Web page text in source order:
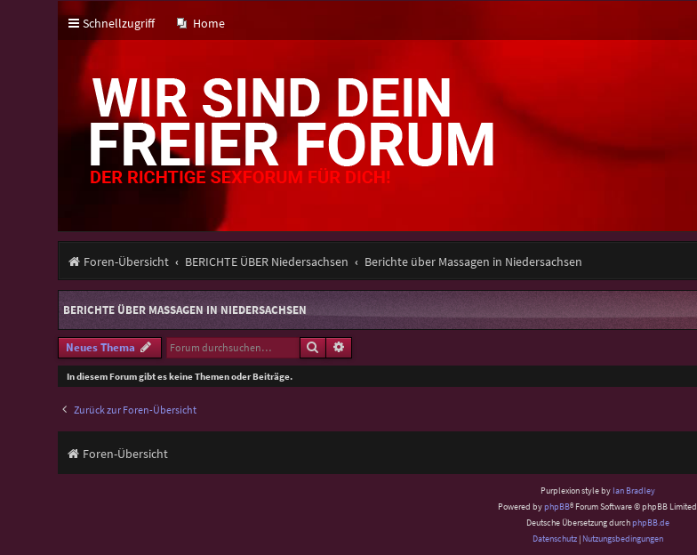
Schnellzugriff Home
Foren-Übersicht BERICHTE ÜBER Niedersachsen Berichte über Massagen in Niedersachsen
BERICHTE ÜBER MASSAGEN IN NIEDERSACHSEN
Neues Thema SucheErweiterte Suche
In diesem Forum gibt es keine Themen oder Beiträge.
Zurück zur Foren-Übersicht
Foren-Übersicht
Purplexion style by Ian Bradley
Powered byphpBB® Forum Software © phpBB Limited
Deutsche Übersetzung durchphpBB.de
Datenschutz| Nutzungsbedingungen